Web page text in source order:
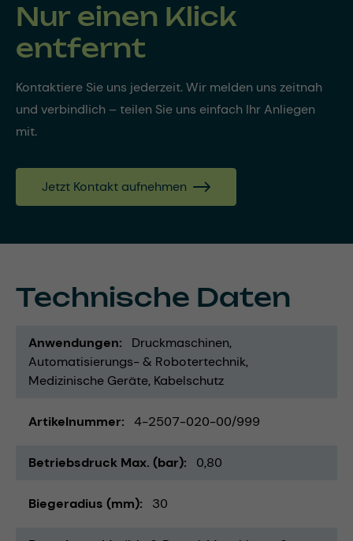
Nur einen Klick
entfernt
Kontaktiere Sie uns jederzeit. Wir melden uns zeitnah
und verbindlich – teilen Sie uns einfach Ihr Anliegen
mit.
Jetzt Kontakt aufnehmen
Technische Daten
Anwendungen
Druckmaschinen
Automatisierungs- & Robotertechnik
Medizinische Geräte Kabelschutz
Artikelnummer 4-2507-020-00/999
Betriebsdruck Max. (bar) 0,80
Biegeradius (mm) 30